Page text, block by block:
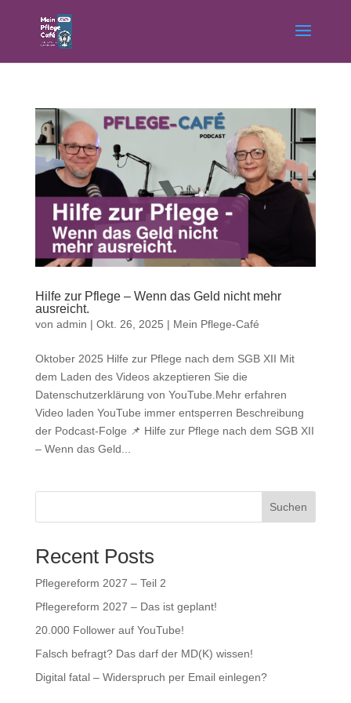
Hilfe zur Pflege – Wenn das Geld nicht mehr
ausreicht.
von admin | Okt. 26, 2025 | Mein Pflege-Café
Oktober 2025 Hilfe zur Pflege nach dem SGB XII Mit
dem Laden des Videos akzeptieren Sie die
Datenschutzerklärung von YouTube.Mehr erfahren
Video laden YouTube immer entsperren Beschreibung
der Podcast-Folge 📌 Hilfe zur Pflege nach dem SGB XII
– Wenn das Geld...
Suchen
Recent Posts
Pflegereform 2027 – Teil 2
Pflegereform 2027 – Das ist geplant!
20.000 Follower auf YouTube!
Falsch befragt? Das darf der MD(K) wissen!
Digital fatal – Widerspruch per Email einlegen?